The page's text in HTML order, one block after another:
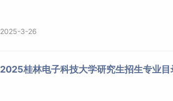
2025-3-26
2025桂林电子科技大学研究生招生专业目